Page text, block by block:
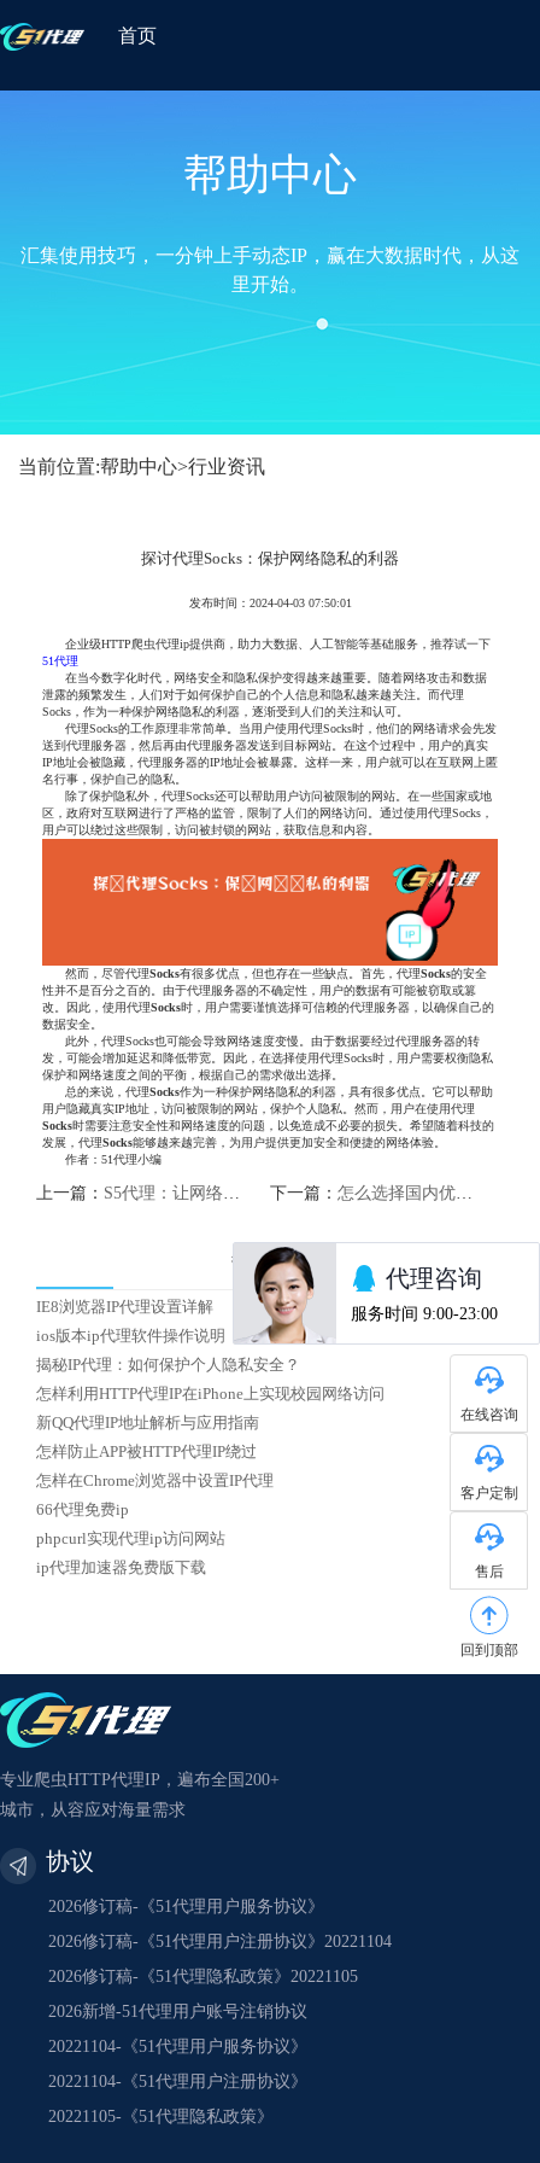
首页
帮助中心
汇集使用技巧，一分钟上手动态IP，赢在大数据时代，从这
里开始。
当前位置:帮助中心>行业资讯
探讨代理Socks：保护网络隐私的利器
发布时间：2024-04-03 07:50:01
企业级HTTP爬虫代理ip提供商，助力大数据、人工智能等基础服务，推荐试一下
51代理
在当今数字化时代，网络安全和隐私保护变得越来越重要。随着网络攻击和数据
泄露的频繁发生，人们对于如何保护自己的个人信息和隐私越来越关注。而代理
Socks，作为一种保护网络隐私的利器，逐渐受到人们的关注和认可。
代理Socks的工作原理非常简单。当用户使用代理Socks时，他们的网络请求会先发
送到代理服务器，然后再由代理服务器发送到目标网站。在这个过程中，用户的真实
IP地址会被隐藏，代理服务器的IP地址会被暴露。这样一来，用户就可以在互联网上匿
名行事，保护自己的隐私。
除了保护隐私外，代理Socks还可以帮助用户访问被限制的网站。在一些国家或地
区，政府对互联网进行了严格的监管，限制了人们的网络访问。通过使用代理Socks，
用户可以绕过这些限制，访问被封锁的网站，获取信息和内容。
然而，尽管代理Socks有很多优点，但也存在一些缺点。首先，代理Socks的安全
性并不是百分之百的。由于代理服务器的不确定性，用户的数据有可能被窃取或篡
改。因此，使用代理Socks时，用户需要谨慎选择可信赖的代理服务器，以确保自己的
数据安全。
此外，代理Socks也可能会导致网络速度变慢。由于数据要经过代理服务器的转
发，可能会增加延迟和降低带宽。因此，在选择使用代理Socks时，用户需要权衡隐私
保护和网络速度之间的平衡，根据自己的需求做出选择。
总的来说，代理Socks作为一种保护网络隐私的利器，具有很多优点。它可以帮助
用户隐藏真实IP地址，访问被限制的网站，保护个人隐私。然而，用户在使用代理
Socks时需要注意安全性和网络速度的问题，以免造成不必要的损失。希望随着科技的
发展，代理Socks能够越来越完善，为用户提供更加安全和便捷的网络体验。
作者：51代理小编
上一篇： S5代理：让网络安全更有保障 下一篇： 怎么选择国内优质HTTP代理IP
热门文章
IE8浏览器IP代理设置详解
ios版本ip代理软件操作说明
揭秘IP代理：如何保护个人隐私安全？
怎样利用HTTP代理IP在iPhone上实现校园网络访问
新QQ代理IP地址解析与应用指南
怎样防止APP被HTTP代理IP绕过
怎样在Chrome浏览器中设置IP代理
66代理免费ip
phpcurl实现代理ip访问网站
ip代理加速器免费版下载
在线咨询
客户定制
售后
回到顶部
专业爬虫HTTP代理IP，遍布全国200+
城市，从容应对海量需求
协议
2026修订稿-《51代理用户服务协议》
2026修订稿-《51代理用户注册协议》20221104
2026修订稿-《51代理隐私政策》20221105
2026新增-51代理用户账号注销协议
20221104-《51代理用户服务协议》
20221104-《51代理用户注册协议》
20221105-《51代理隐私政策》